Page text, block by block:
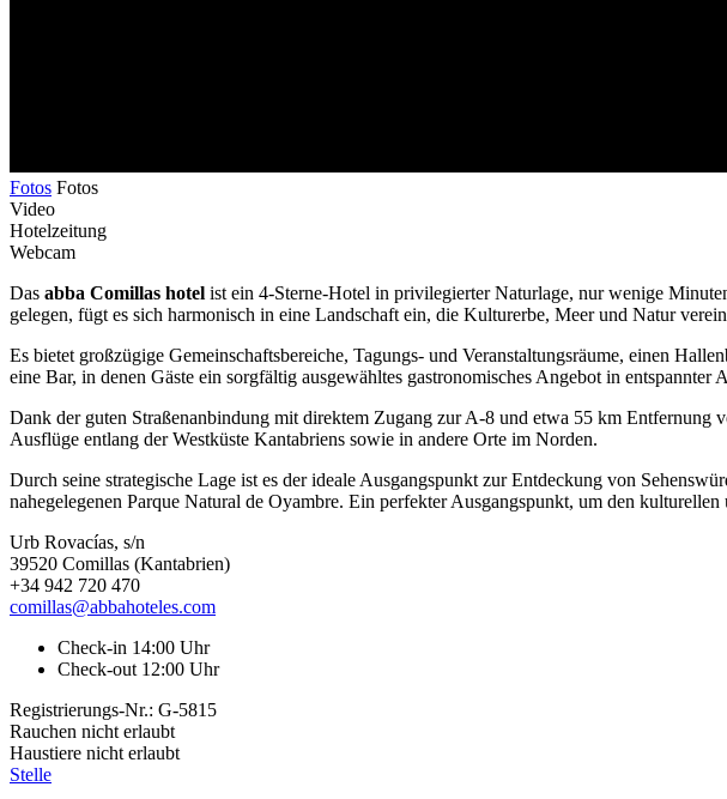
Fotos Fotos
Video
Hotelzeitung
Webcam
Das abba Comillas hotel ist ein 4-Sterne-Hotel in privilegierter Naturlage, nur wenige
gelegen, fügt es sich harmonisch in eine Landschaft ein, die Kulturerbe, Meer und Natur
Es bietet großzügige Gemeinschaftsbereiche, Tagungs- und Veranstaltungsräume, einen
eine Bar, in denen Gäste ein sorgfältig ausgewähltes gastronomisches Angebot in entspannter
Dank der guten Straßenanbindung mit direktem Zugang zur A-8 und etwa 55 km Entfernung
Ausflüge entlang der Westküste Kantabriens sowie in andere Orte im Norden.
Durch seine strategische Lage ist es der ideale Ausgangspunkt zur Entdeckung von
nahegelegenen Parque Natural de Oyambre. Ein perfekter Ausgangspunkt, um den
Urb Rovacías, s/n
39520 Comillas (Kantabrien)
+34 942 720 470
comillas@abbahoteles.com
Check-in 14:00 Uhr
Check-out 12:00 Uhr
Registrierungs-Nr.: G-5815
Rauchen nicht erlaubt
Haustiere nicht erlaubt
Stelle